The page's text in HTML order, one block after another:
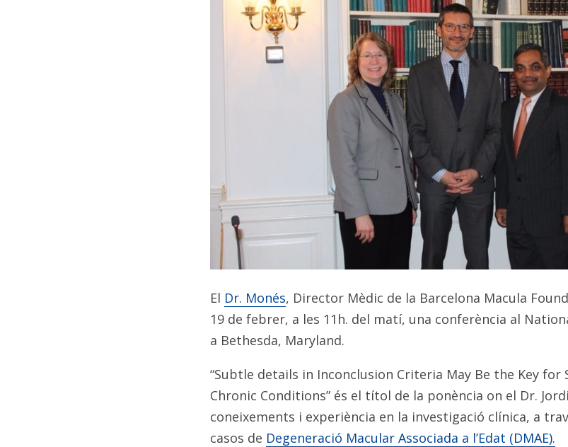
El Dr. Monés, Director Mèdic de la Barcelona Macula
19 de febrer, a les 11h. del matí, una conferència al
a Bethesda, Maryland.
“Subtle details in Inconclusion Criteria May Be the Key for
Chronic Conditions” és el títol de la ponència on el Dr.
coneixements i experiència en la investigació clínica, a
casos de Degeneració Macular Associada a l’Edat (DMAE).